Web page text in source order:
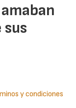
sus
y condiciones